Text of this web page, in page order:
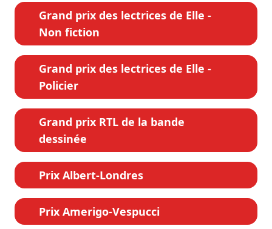
Grand prix des lectrices de Elle -
Non fiction
Grand prix des lectrices de Elle -
Policier
Grand prix RTL de la bande
dessinée
Prix Albert-Londres
Prix Amerigo-Vespucci